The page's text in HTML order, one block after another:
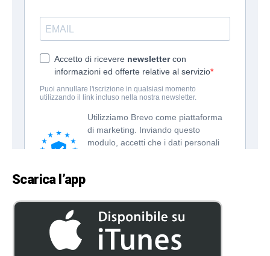
Scarica l’app